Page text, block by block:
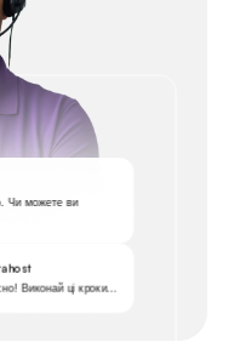
Чи можете ви
Виконай ці кроки...